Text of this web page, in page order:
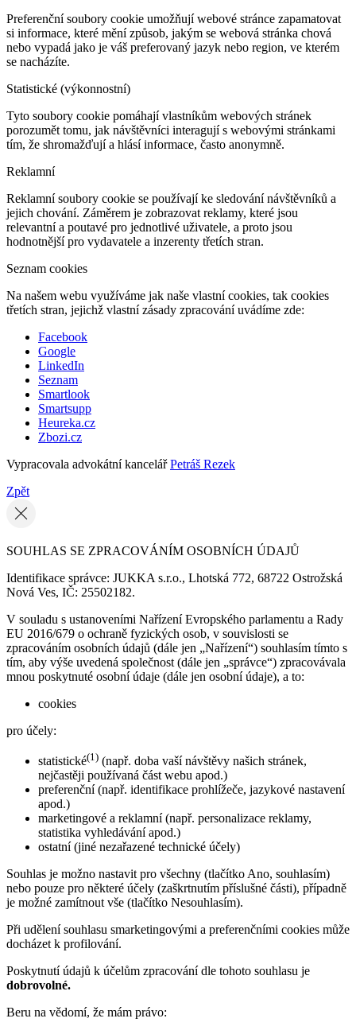
Preferenční soubory cookie umožňují webové stránce zapamatovat
si informace, které mění způsob, jakým se webová stránka chová
nebo vypadá jako je váš preferovaný jazyk nebo region, ve kterém
se nacházíte.
Statistické (výkonnostní)
Tyto soubory cookie pomáhají vlastníkům webových stránek
porozumět tomu, jak návštěvníci interagují s webovými stránkami
tím, že shromažďují a hlásí informace, často anonymně.
Reklamní
Reklamní soubory cookie se používají ke sledování návštěvníků a
jejich chování. Záměrem je zobrazovat reklamy, které jsou
relevantní a poutavé pro jednotlivé uživatele, a proto jsou
hodnotnější pro vydavatele a inzerenty třetích stran.
Seznam cookies
Na našem webu využíváme jak naše vlastní cookies, tak cookies
třetích stran, jejichž vlastní zásady zpracování uvádíme zde:
Facebook
Google
LinkedIn
Seznam
Smartlook
Smartsupp
Heureka.cz
Zbozi.cz
Vypracovala advokátní kancelářPetráš Rezek
Zpět
SOUHLAS SE ZPRACOVÁNÍM OSOBNÍCH ÚDAJŮ
Identifikace správce: JUKKA s.r.o., Lhotská 772, 68722 Ostrožská
Nová Ves, IČ: 25502182.
V souladu s ustanoveními Nařízení Evropského parlamentu a Rady
EU 2016/679 o ochraně fyzických osob, v souvislosti se
zpracováním osobních údajů (dále jen „Nařízení“) souhlasím tímto s
tím, aby výše uvedená společnost (dále jen „správce“) zpracovávala
mnou poskytnuté osobní údaje (dále jen osobní údaje), a to:
cookies
pro účely:
statistické(1) (např. doba vaší návštěvy našich stránek,
nejčastěji používaná část webu apod.)
preferenční (např. identifikace prohlížeče, jazykové nastavení
apod.)
marketingové a reklamní (např. personalizace reklamy,
statistika vyhledávání apod.)
ostatní (jiné nezařazené technické účely)
Souhlas je možno nastavit pro všechny (tlačítko Ano, souhlasím)
nebo pouze pro některé účely (zaškrtnutím příslušné části), případně
je možné zamítnout vše (tlačítko Nesouhlasím).
Při udělení souhlasu smarketingovými a preferenčními cookies může
docházet k profilování.
Poskytnutí údajů k účelům zpracování dle tohoto souhlasu je
dobrovolné.
Beru na vědomí, že mám právo: